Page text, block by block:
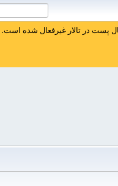
در تالار غیرفعال شده